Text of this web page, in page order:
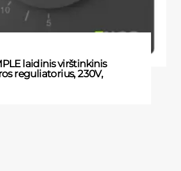
laidinis virštinkinis
reguliatorius, 230V,